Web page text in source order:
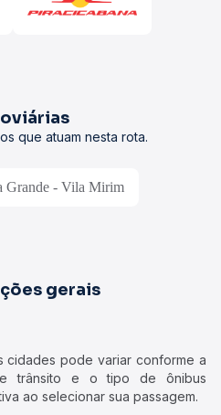
que atuam nesta rota.
Grande - Vila Mirim
gerais
cidades pode variar conforme a
trânsito e o tipo de ônibus
ao selecionar sua passagem.